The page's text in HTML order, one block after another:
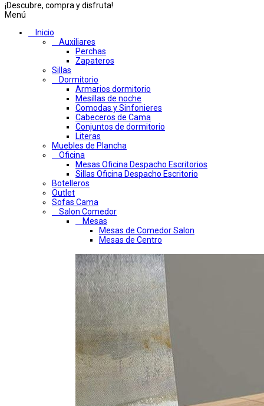
¡Descubre, compra y disfruta!
Menú
Inicio
Auxiliares
Perchas
Zapateros
Sillas
Dormitorio
Armarios dormitorio
Mesillas de noche
Comodas y Sinfonieres
Cabeceros de Cama
Conjuntos de dormitorio
Literas
Muebles de Plancha
Oficina
Mesas Oficina Despacho Escritorios
Sillas Oficina Despacho Escritorio
Botelleros
Outlet
Sofas Cama
Salon Comedor
Mesas
Mesas de Comedor Salon
Mesas de Centro